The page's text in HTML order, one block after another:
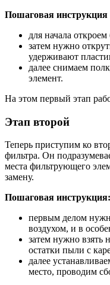
Пошаговая инструкция
для начала откроем
затем нужно
удерживают
далее снимаем
элемент.
На этом первый этап
Этап второй
Теперь приступим ко
фильтра. Он
места фильтрующего
замену.
Пошаговая инструкция:
первым делом
воздухом, и в
затем нужно взять
остатки пыли с
далее
место, проводим